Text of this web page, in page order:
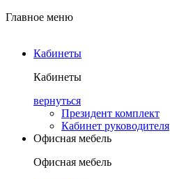
Главное меню
Кабинеты
Кабинеты
вернуться
Президент комплект
Кабинет руководителя
Офисная мебель
Офисная мебель